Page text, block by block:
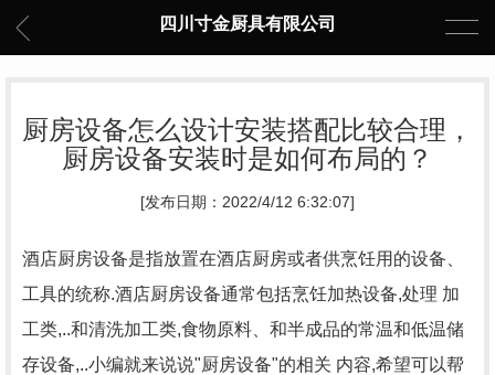
四川寸金厨具有限公司
厨房设备怎么设计安装搭配比较合理，
厨房设备安装时是如何布局的？
[发布日期：2022/4/12 6:32:07]
酒店厨房设备是指放置在酒店厨房或者供烹饪用的设备、
工具的统称.酒店厨房设备通常包括烹饪加热设备,处理 加
工类,..和清洗加工类,食物原料、和半成品的常温和低温储
存设备,..小编就来说说"厨房设备"的相关 内容,希望可以帮